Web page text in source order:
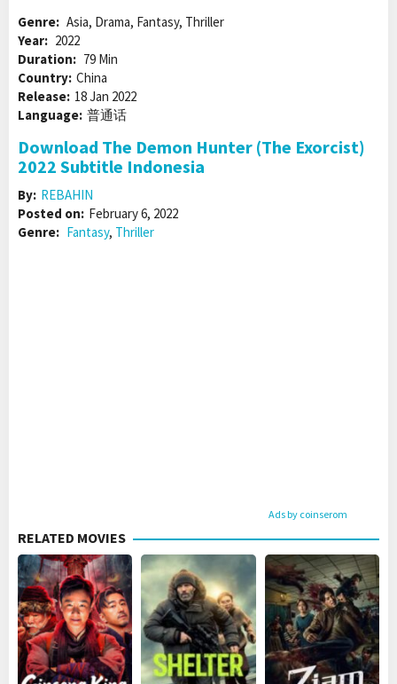
Genre: Asia, Drama, Fantasy, Thriller
Year: 2022
Duration: 79 Min
Country: China
Release: 18 Jan 2022
Language: 普通话
Download The Demon Hunter (The Exorcist)
2022 Subtitle Indonesia
By: REBAHIN
Posted on: February 6, 2022
Genre: Fantasy, Thriller
Ads by coinserom
RELATED MOVIES